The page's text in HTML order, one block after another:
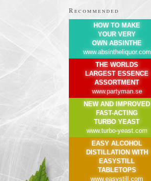
Recommended
HOW TO MAKE
YOUR VERY
OWN ABSINTHE
www.absintheliquor.com
THE WORLDS
LARGEST ESSENCE
ASSORTMENT
www.partyman.se
NEW AND IMPROVED
FAST-ACTING
TURBO YEAST
www.turbo-yeast.com
EASY ALCOHOL
DISTILLATION WITH
EASYSTILL
TABLETOPS
www.easystill.com